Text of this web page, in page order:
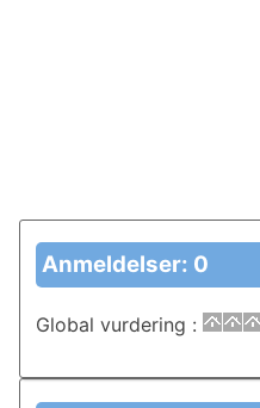
Anmeldelser: 0
Global vurdering :